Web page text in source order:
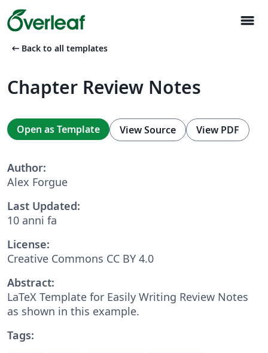
menu
arrow_left_alt Back to all templates
Chapter Review Notes
Open as Template View Source View PDF
Author:
Alex Forgue
Last Updated:
10 anni fa
License:
Creative Commons CC BY 4.0
Abstract:
LaTeX Template for Easily Writing Review Notes
as shown in this example.
Tags: